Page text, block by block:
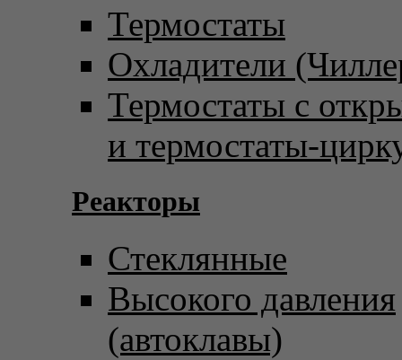
Термостаты
Охладители
Термостаты с
и термостаты-
Реакторы
Стеклянные
Высокого давления
(автоклавы)